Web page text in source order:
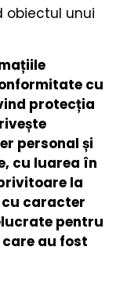
obiectul unui
cu
protecția
personal și
cu luarea în
la
caracter
pentru
au fost